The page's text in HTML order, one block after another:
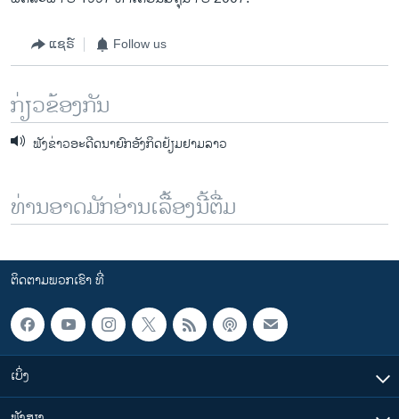
ແຊຣ໌ Follow us
ກ່ຽວຂ້ອງກັນ
ຟັງຂ່າວອະດີດນາຍົກອັງກິດຢ້ຽມຢາມລາວ
ທ່ານອາດມັກອ່ານເລື້ອງນີ້ຕື່ມ
ຕິດຕາມພວກເຮົາ ທີ່
ເບິ່ງ